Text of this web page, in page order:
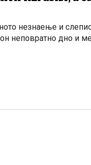
незнаење и
неповратно дно и